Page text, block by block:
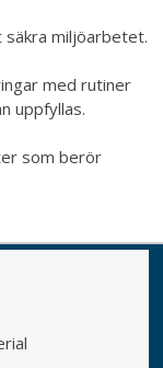
miljöarbetet.
med rutiner
uppfyllas.
som berör